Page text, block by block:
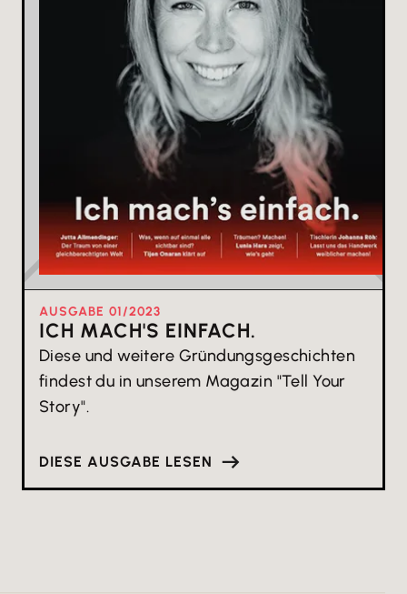
AUSGABE 01/2023
ICH MACH'S EINFACH.
Diese und weitere Gründungsgeschichten
findest du in unserem Magazin "Tell Your
Story".
DIESE AUSGABE LESEN